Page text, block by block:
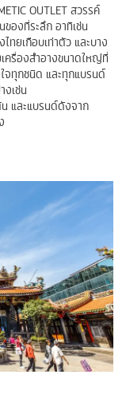
OUTLET สวรรค์
องที่ระลึก อาทิเช่น
ทยเกือบเท่าตัว และบาง
ครื่องสำอางขนาดใหญ่ที่
จทุกชนิด และทุกแบรนด์
งเช่น
และแบรนด์ดังจาก